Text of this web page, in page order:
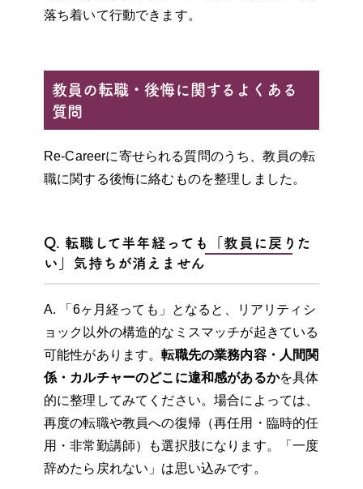
落ち着いて行動できます。
教員の転職・後悔に関するよくある
質問
Re-Careerに寄せられる質問のうち、教員の転
職に関する後悔に絡むものを整理しました。
Q. 転職して半年経っても「教員に戻りた
い」気持ちが消えません
A. 「6ヶ月経っても」となると、リアリティシ
ョック以外の構造的なミスマッチが起きている
可能性があります。転職先の業務内容・人間関
係・カルチャーのどこに違和感があるかを具体
的に整理してみてください。場合によっては、
再度の転職や教員への復帰（再任用・臨時的任
用・非常勤講師）も選択肢になります。「一度
辞めたら戻れない」は思い込みです。